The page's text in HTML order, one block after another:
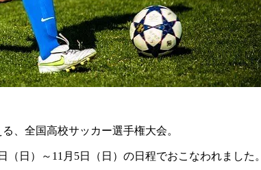
、全国高校サッカー選手権大会。
（日）～11月5日（日）の日程でおこなわれました。